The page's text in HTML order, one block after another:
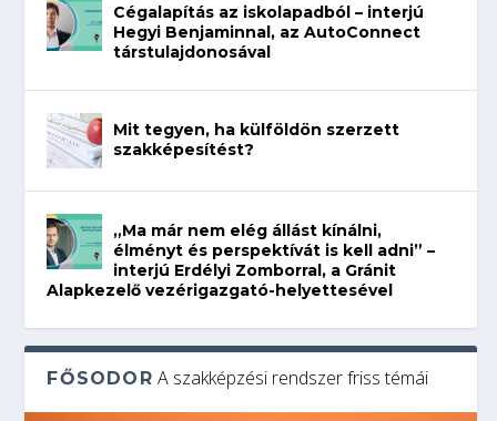
Cégalapítás az iskolapadból – interjú
Hegyi Benjaminnal, az AutoConnect
társtulajdonosával
Mit tegyen, ha külföldön szerzett
szakképesítést?
„Ma már nem elég állást kínálni,
élményt és perspektívát is kell adni” –
interjú Erdélyi Zomborral, a Gránit
Alapkezelő vezérigazgató-helyettesével
FŐSODOR A szakképzési rendszer friss témái